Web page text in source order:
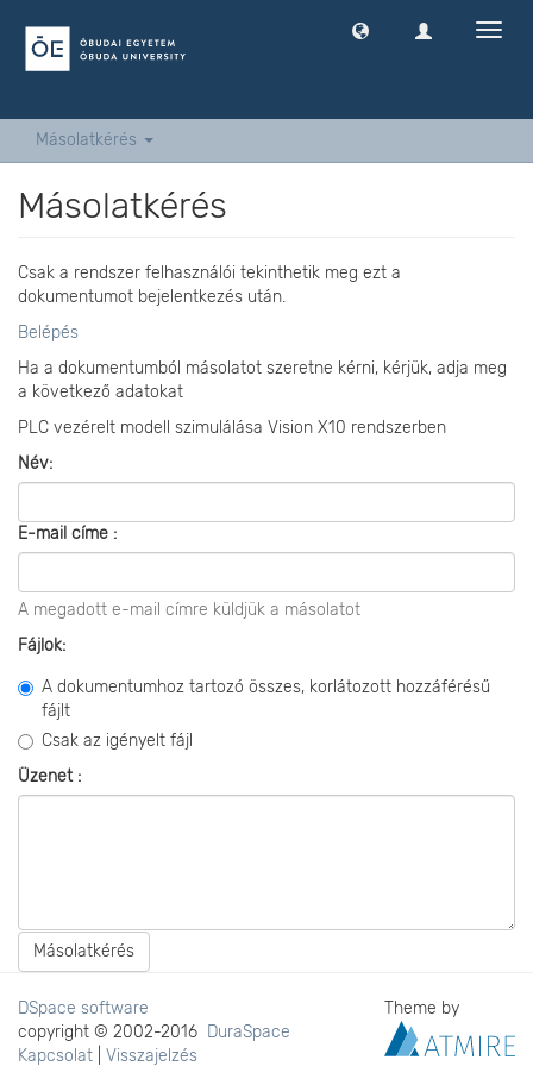
Másolatkérés
Másolatkérés
Csak a rendszer felhasználói tekinthetik meg ezt a
dokumentumot bejelentkezés után.
Belépés
Ha a dokumentumból másolatot szeretne kérni, kérjük, adja meg
a következő adatokat
PLC vezérelt modell szimulálása Vision X10 rendszerben
Név:
E-mail címe :
A megadott e-mail címre küldjük a másolatot
Fájlok:
A dokumentumhoz tartozó összes, korlátozott hozzáférésű
fájlt
Csak az igényelt fájl
Üzenet :
Másolatkérés
DSpace software
copyright © 2002-2016 DuraSpace
Kapcsolat
Visszajelzés
Theme by